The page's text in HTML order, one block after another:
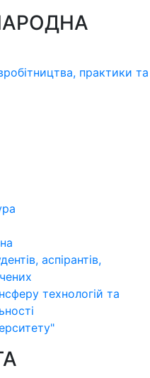
практики та
аспірантів,
технологій та